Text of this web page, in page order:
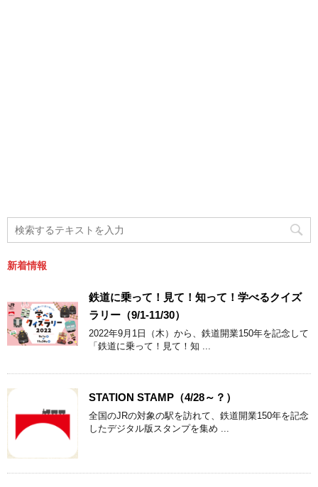
新着情報
鉄道に乗って！見て！知って！学べるクイズ
ラリー（9/1-11/30）
2022年9月1日（木）から、鉄道開業150年を記念して
「鉄道に乗って！見て！知 ...
STATION STAMP（4/28～？）
全国のJRの対象の駅を訪れて、鉄道開業150年を記念
したデジタル版スタンプを集め ...